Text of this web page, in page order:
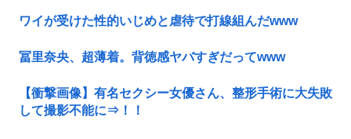
ワイが受けた性的いじめと虐待で打線組んだwww
冨里奈央、超薄着。背徳感ヤバすぎだってwww
【衝撃画像】有名セクシー女優さん、整形手術に大失敗
して撮影不能に⇒！！